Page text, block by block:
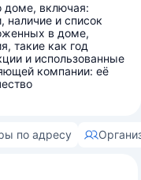
доме, включая:
наличие и список
в доме,
такие как год
и использованные
компании: её
по адресу